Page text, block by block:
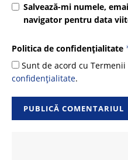
Salvează-mi numele,
navigator pentru data
Politica de confidențialitate
Sunt de acord cu
confidențialitate.